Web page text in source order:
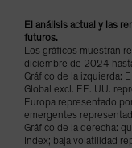
El análisis actual y las
futuros.
Los gráficos muestran
diciembre de 2024
Gráfico de la izquierda:
Global excl. EE. UU.
Europa representado
emergentes
Gráfico de la derecha:
Index; baja volatilidad